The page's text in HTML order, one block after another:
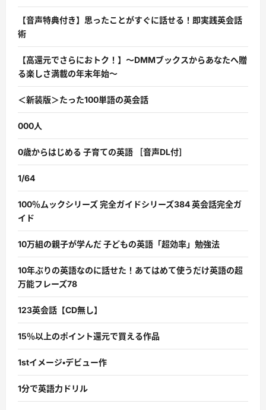
【音声特典付き】思ったことがすぐに話せる！即実践英会話
術
【高還元でさらにおトク！】〜DMMブックスからあなたへ贈
る楽しさ満載の年末年始〜
＜新装版＞たった100単語の英会話
000人
0歳からはじめる 子育ての英語 ［音声DL付］
1/64
100％ムックシリーズ 完全ガイドシリーズ384 英会話完全ガ
イド
10万組の親子が学んだ 子どもの英語「超効率」勉強法
10年ぶりの英語なのに話せた！あてはめて使うだけ英語の超
万能フレーズ78
123英会話【CD無し】
15％以上のポイント還元で買える作品
1stイメージ・デビュー作
1分で英語力ドリル